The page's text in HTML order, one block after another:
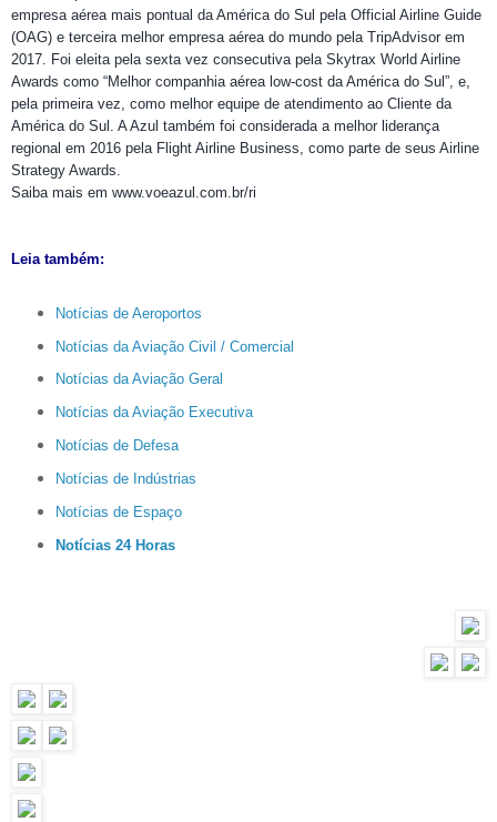
empresa aérea mais pontual da América do Sul pela Official Airline Guide
(OAG) e terceira melhor empresa aérea do mundo pela TripAdvisor em
2017. Foi eleita pela sexta vez consecutiva pela Skytrax World Airline
Awards como “Melhor companhia aérea low-cost da América do Sul”, e,
pela primeira vez, como melhor equipe de atendimento ao Cliente da
América do Sul. A Azul também foi considerada a melhor liderança
regional em 2016 pela Flight Airline Business, como parte de seus Airline
Strategy Awards.
Saiba mais em www.voeazul.com.br/ri
Leia também:
Notícias de Aeroportos
Notícias da Aviação Civil / Comercial
Notícias da Aviação Geral
Notícias da Aviação Executiva
Notícias de Defesa
Notícias de Indústrias
Notícias de Espaço
Notícias 24 Horas